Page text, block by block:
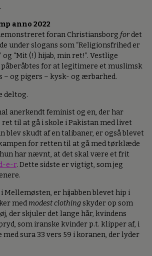
anno 2022
foran Christiansborg fordet
under slogans som “Religionsfrihed er
“Mit (!) hijab, min ret!”. Vestlige
for at legitimere et muslimsk
– og pigers – kysk- og ærbarhed.
deltog.
anerkendt feminist og en, der har
til at gå i skole i Pakistan med livet
blev skudt af en talibaner, er også blevet
for retten til at gå med tørklæde
hun har nævnt, at det skal være et frit
e-r. Dette sidste er vigtigt, som jeg
Mellemøsten, er hijabben blevet hip i
med modest clothing skyder op som
der skjuler det lange hår, kvindens
som iranske kvinder p.t. klipper af, i
sura 33 vers 59 i koranen, der lyder